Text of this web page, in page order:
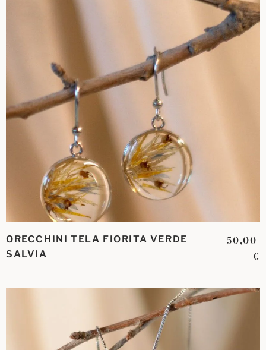
ORECCHINI TELA FIORITA VERDE
SALVIA
50,00
€